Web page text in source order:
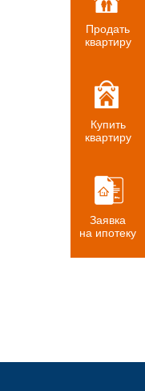
Продать
квартиру
Купить
квартиру
Заявка
на ипотеку